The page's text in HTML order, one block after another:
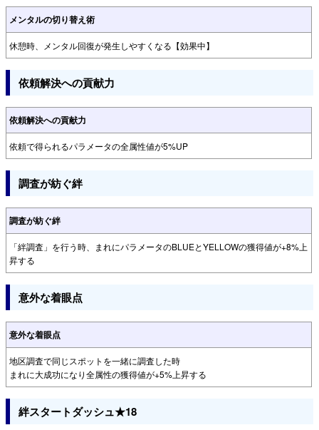
メンタルの切り替え術
休憩時、メンタル回復が発生しやすくなる【効果中】
依頼解決への貢献力
依頼解決への貢献力
依頼で得られるパラメータの全属性値が5%UP
調査が紡ぐ絆
調査が紡ぐ絆
「絆調査」を行う時、まれにパラメータのBLUEとYELLOWの獲得値が+8%上
昇する
意外な着眼点
意外な着眼点
地区調査で同じスポットを一緒に調査した時
まれに大成功になり全属性の獲得値が+5%上昇する
絆スタートダッシュ★18